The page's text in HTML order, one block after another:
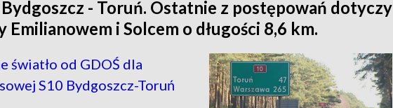
- Toruń. Ostatnie z postępowań dotyczy
i Solcem o długości 8,6 km.
światło od GDOŚ dla
S10 Bydgoszcz-Toruń